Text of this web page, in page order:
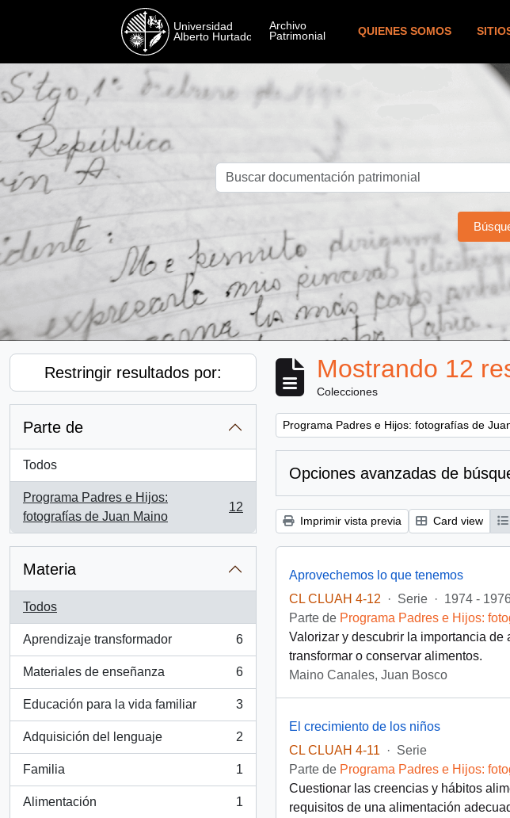
QUIENES SOMOS
Restringir resultados por:
Parte de
Todos
Programa Padres e Hijos:
fotografías de Juan Maino
, 12 resultados
12
Materia
Todos
Aprendizaje transformador
, 6 resultados
6
Materiales de enseñanza
, 6 resultados
6
Educación para la vida familiar
, 3 resultados
3
Adquisición del lenguaje
, 2 resultados
2
Familia
, 1 resultados
1
Alimentación
, 1 resultados
1
Mostrando 12
Colecciones
Remove filter:
Programa Padres e Hijos: fotografías de
Opciones avanzadas de
Imprimir vista previa Card view
Aprovechemos lo que tenemos
CL CLUAH 4-12
· Serie · 1974 -
Parte de Programa Padres e Hijos:
Valorizar y descubrir la importancia
transformar o conservar alimentos.
Maino Canales, Juan Bosco
El crecimiento de los niños
CL CLUAH 4-11
· Serie
Parte de Programa Padres e Hijos:
Cuestionar las creencias y hábitos
requisitos de una alimentación